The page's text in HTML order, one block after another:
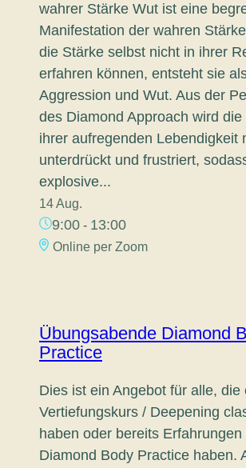
wahrer Stärke Wut ist eine
Manifestation der wahren
die Stärke selbst nicht in ihrer
erfahren können, entsteht sie
Aggression und Wut. Aus der
des Diamond Approach wird die
ihrer aufregenden Lebendigkeit
unterdrückt und frustriert,
explosive...
14 Aug.
9:00 - 13:00
Online per Zoom
Übungsabende Diamond
Practice
Dies ist ein Angebot für alle, die
Vertiefungskurs / Deepening
haben oder bereits Erfahrungen
Diamond Body Practice haben.